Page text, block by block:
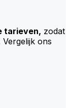
tarieven, zodat
ons